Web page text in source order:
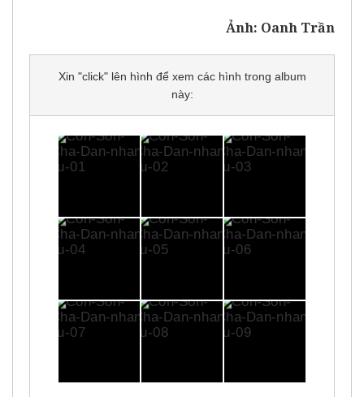
Ảnh: Oanh Trần
Xin "click" lên hình để xem các hình trong album
này: